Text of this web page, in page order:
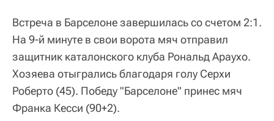
Встреча в Барселоне завершилась со счетом 2:1.
На 9-й минуте в свои ворота мяч отправил
защитник каталонского клуба Рональд Араухо.
Хозяева отыгрались благодаря голу Серхи
Роберто (45). Победу "Барселоне" принес мяч
Франка Кесси (90+2).